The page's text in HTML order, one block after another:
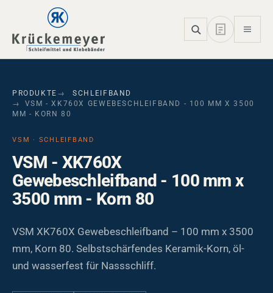
Skip to main navigation
Skip to main content
Skip to page footer
PRODUKTE
SCHLEIFBAND
VSM - XK760X GEWEBESCHLEIFBAND - 100 MM X 3500
MM - KORN 80
VSM · SCHLEIFBAND
VSM - XK760X
Gewebeschleifband - 100 mm x
3500 mm - Korn 80
VSM XK760X Gewebeschleifband – 100 mm x 3500
mm, Korn 80. Selbstschärfendes Keramik-Korn, öl-
und wasserfest für Nassschliff.